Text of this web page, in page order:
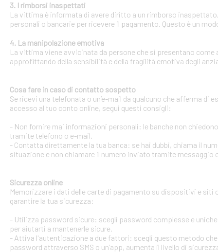
3. I rimborsi inaspettati
La vittima è informata di avere diritto a un rimborso
personali o bancarie per ricevere il pagamento. Questo è un
4. La manipolazione emotiva
La vittima viene avvicinata da persone che si presentano
approfittando della sensibilità e della fragilità emotiva degli
Cosa fare in caso di contatto sospetto
Se ricevi una telefonata o un’e-mail da qualcuno che afferma di
accesso al tuo conto online, segui questi consigli:
- Non fornire mai informazioni personali: le banche non
tramite telefono o e-mail.
- Contatta direttamente la tua banca: se hai dubbi, chiama il
situazione e non chiamare il numero inviato tramite messaggio
Sicurezza online
Memorizzare i dati delle carte di pagamento su dispositivi e
garantire la tua sicurezza:
- Utilizza password sicure: scegli password complesse e
per aiutarti a mantenerle sicure.
- Attiva l'autenticazione a due fattori: scegli questo metodo
password attraverso SMS o un’app, aumenta il livello di